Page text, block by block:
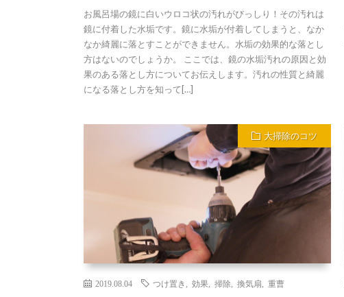
お風呂場の鏡に白いウロコ状の汚れがびっしり！その汚れは
鏡に付着した水垢です。鏡に水垢が付着してしまうと、なか
なか綺麗に落とすことができません。水垢の効果的な落とし
方はないのでしょうか。 ここでは、鏡の水垢汚れの原因と効
果のある落とし方についてお伝えします。汚れの性質と綺麗
になる落とし方を知って[…]
大掃除のコツ
2019.08.04 つけ置き 効果 掃除 換気扇 重曹